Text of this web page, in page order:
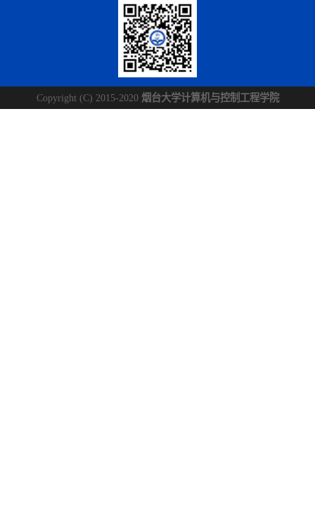
Copyright (C) 2015-2020 烟台大学计算机与控制工程学院